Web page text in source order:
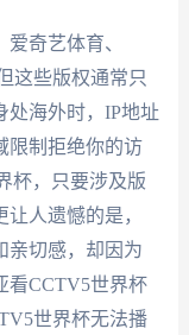
奇艺体育、
这些版权通常只
处海外时，IP地址
限制拒绝你的访
杯，只要涉及版
人遗憾的是，
亲切感，却因为
CCTV5世界杯
世界杯无法播